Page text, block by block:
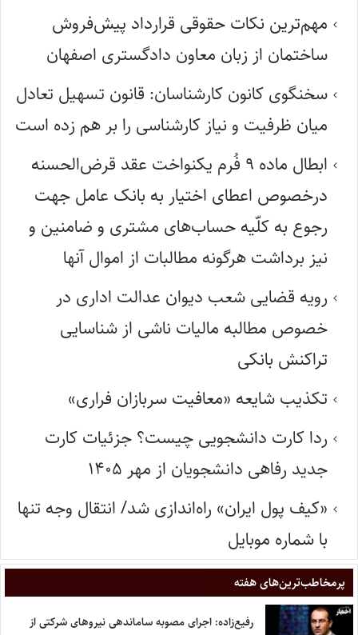
مهم‌ترین نکات حقوقی قرارداد پیش‌فروش
ساختمان از زبان معاون دادگستری اصفهان
سخنگوی کانون کارشناسان: قانون تسهیل تعادل
میان ظرفیت و نیاز کارشناسی را بر هم زده است
ابطال ماده ۹ فُرم یکنواخت عقد قرض‌الحسنه
درخصوص اعطای اختیار به بانک عامل جهت
رجوع به کلّیه حساب‌های مشتری و ضامنین و
نیز برداشت هرگونه مطالبات از اموال آنها
رویه قضایی شعب دیوان عدالت اداری در
خصوص مطالبه مالیات ناشی از شناسایی
تراکنش بانکی
تکذیب شایعه «معافیت سربازان فراری»
ردا کارت دانشجویی چیست؟ جزئیات کارت
جدید رفاهی دانشجویان از مهر ۱۴۰۵
«کیف پول ایران» راه‌اندازی شد/ انتقال وجه تنها
با شماره موبایل
پر‌مخاطب‌ترین‌های هفته
رفیع‌زاده: اجرای مصوبه ساماندهی نیروهای شرکتی از